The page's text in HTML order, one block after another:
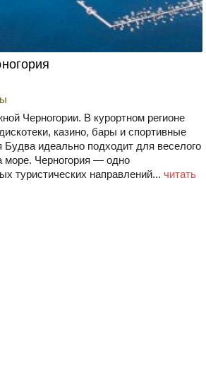
Черногории. В курортном регионе
казино, бары и спортивные
Будва идеально подходит для веселого
море. Черногория — одно
туристических направлений... читать